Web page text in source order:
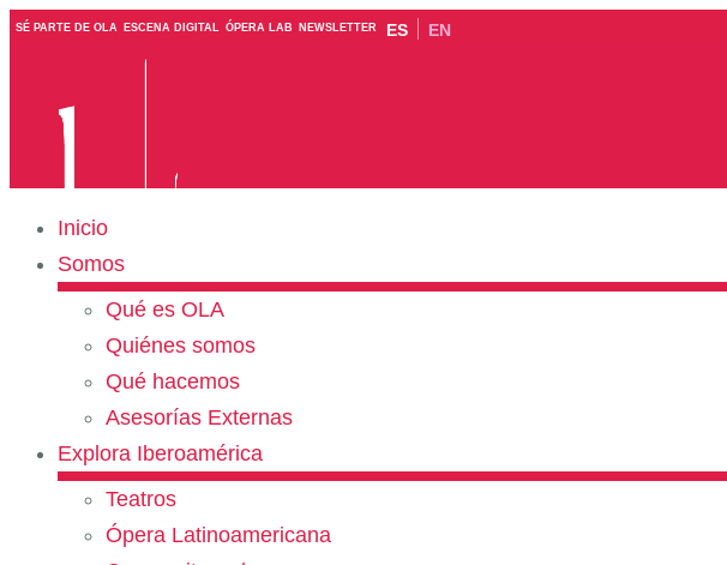
SÉ PARTE DE OLA ESCENA DIGITAL ÓPERA LAB NEWSLETTER ES EN
Inicio
Somos
Qué es OLA
Quiénes somos
Qué hacemos
Asesorías Externas
Explora Iberoamérica
Teatros
Ópera Latinoamericana